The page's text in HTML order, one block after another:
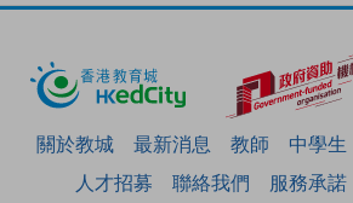
關於教城 最新消息 教師 中學生
人才招募
聯絡我們 服務承諾